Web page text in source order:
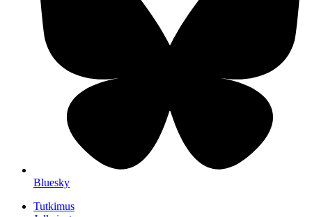
Bluesky
Tutkimus